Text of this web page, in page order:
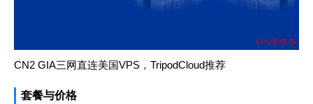
CN2 GIA三网直连美国VPS，TripodCloud推荐
套餐与价格